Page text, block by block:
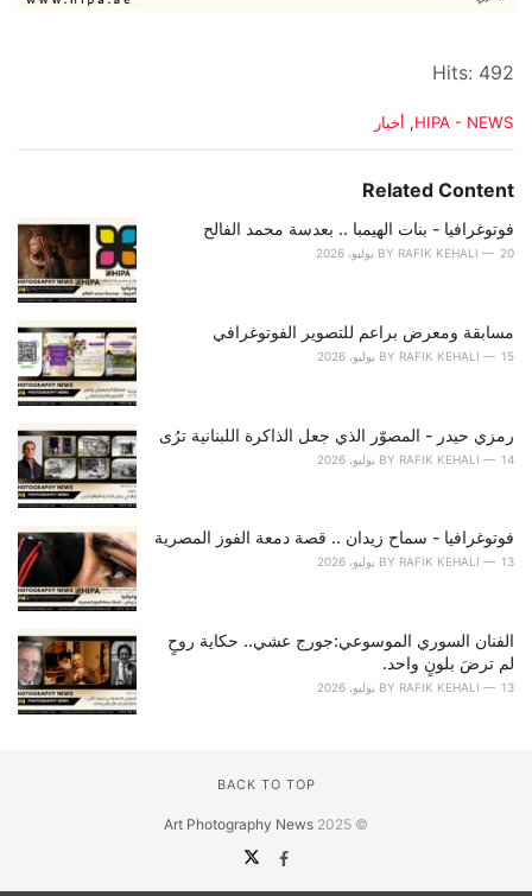
Hits: 492
C
e
o
r
:
HIPA - NEWS
, أخبار
Related Content
فوتوغرافيا - بنات الهيمبا .. بعدسة محمد الفالح
BY RAFIK KEHALI 20 يوليو، 2026
مسابقة ومعرض براعم للتصوير الفوتوغرافي
BY RAFIK KEHALI 15 يوليو، 2026
رمزي حيدر - المصوّر الذي جعل الذاكرة اللبنانية ترُى
BY RAFIK KEHALI 14 يوليو، 2026
فوتوغرافيا - سماح زيدان .. قصة دمعة الفوز المصرية
BY RAFIK KEHALI 13 يوليو، 2026
الفنان السوري الموسوعي:جورج عشي.. حكاية روحٍ
لم ترضَ بلونٍ واحد.
BY RAFIK KEHALI 13 يوليو، 2026
BACK TO TOP
© 2025
Art Photography News